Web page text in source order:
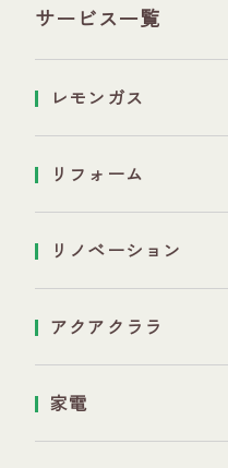
サービス一覧
レモンガス
リフォーム
リノベーション
アクアクララ
家電